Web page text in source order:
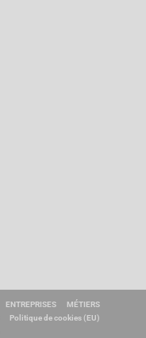
ENTREPRISES
MÉTIERS
Politique de cookies (EU)